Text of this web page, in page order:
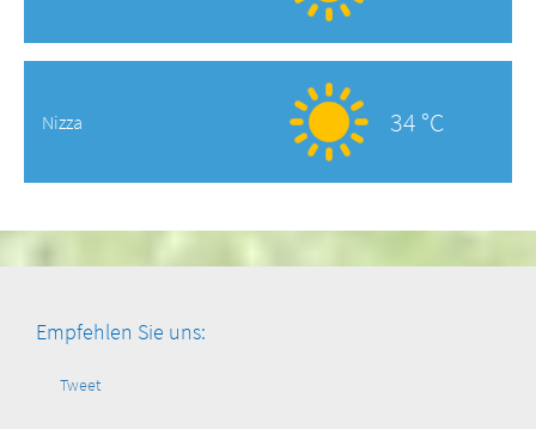
Nizza 34 °C
Empfehlen Sie uns:
Tweet